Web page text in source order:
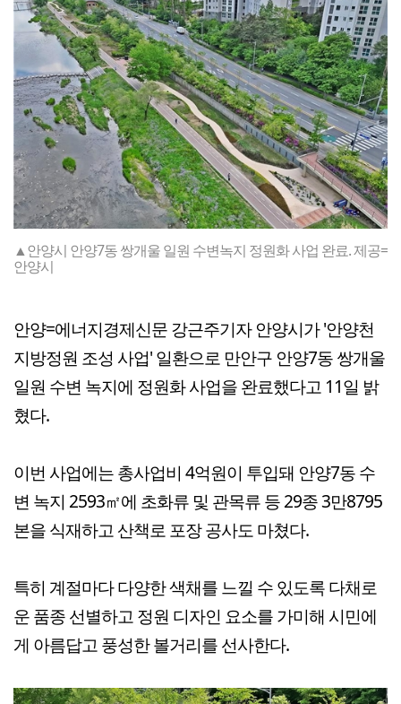
▲안양시 안양7동 쌍개울 일원 수변녹지 정원화 사업 완료. 제공=
안양시
안양=에너지경제신문 강근주기자 안양시가 '안양천
지방정원 조성 사업' 일환으로 만안구 안양7동 쌍개울
일원 수변 녹지에 정원화 사업을 완료했다고 11일 밝
혔다.
이번 사업에는 총사업비 4억원이 투입돼 안양7동 수
변 녹지 2593㎡에 초화류 및 관목류 등 29종 3만8795
본을 식재하고 산책로 포장 공사도 마쳤다.
특히 계절마다 다양한 색채를 느낄 수 있도록 다채로
운 품종 선별하고 정원 디자인 요소를 가미해 시민에
게 아름답고 풍성한 볼거리를 선사한다.